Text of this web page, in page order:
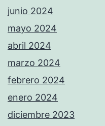
junio 2024
mayo 2024
abril 2024
marzo 2024
febrero 2024
enero 2024
diciembre 2023